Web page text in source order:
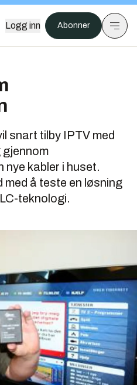
Logg inn Abonner
snart tilby IPTV med
nye kabler i huset.
med å teste en løsning
teknologi.